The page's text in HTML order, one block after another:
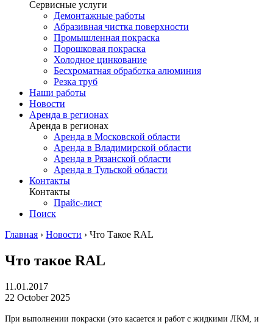
Сервисные услуги
Демонтажные работы
Абразивная чистка поверхности
Промышленная покраска
Порошковая покраска
Холодное цинкование
Бесхроматная обработка алюминия
Резка труб
Наши работы
Новости
Аренда в регионах
Аренда в регионах
Аренда в Московской области
Аренда в Владимирской области
Аренда в Рязанской области
Аренда в Тульской области
Контакты
Контакты
Прайс-лист
Поиск
Главная › Новости › Что Такое RAL
Что такое RAL
11.01.2017
22 October 2025
При выполнении покраски (это касается и работ с жидкими ЛКМ, и